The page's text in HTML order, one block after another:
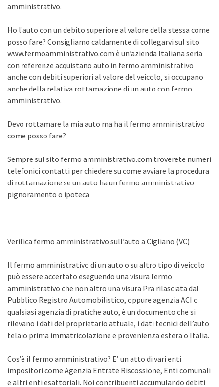
amministrativo.
Ho l’auto con un debito superiore al valore della stessa come
posso fare? Consigliamo caldamente di collegarvi sul sito
www.fermoamministrativo.com è un’azienda Italiana seria
con referenze acquistano auto in fermo amministrativo
anche con debiti superiori al valore del veicolo, si occupano
anche della relativa rottamazione di un auto con fermo
amministrativo.
Devo rottamare la mia auto ma ha il fermo amministrativo
come posso fare?
Sempre sul sito fermo amministrativo.com troverete numeri
telefonici contatti per chiedere su come avviare la procedura
di rottamazione se un auto ha un fermo amministrativo
pignoramento o ipoteca
Verifica fermo amministrativo sull’auto a Cigliano (VC)
Il fermo amministrativo di un auto o su altro tipo di veicolo
può essere accertato eseguendo una visura fermo
amministrativo che non altro una visura Pra rilasciata dal
Pubblico Registro Automobilistico, oppure agenzia ACI o
qualsiasi agenzia di pratiche auto, è un documento che si
rilevano i dati del proprietario attuale, i dati tecnici dell’auto
telaio prima immatricolazione e provenienza estera o Italia.
Cos’è il fermo amministrativo? E’ un atto di vari enti
impositori come Agenzia Entrate Riscossione, Enti comunali
e altri enti esattoriali. Noi contribuenti accumulando debiti